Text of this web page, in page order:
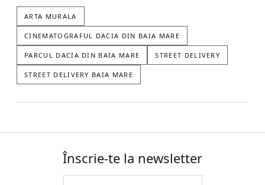
ARTA MURALA
CINEMATOGRAFUL DACIA DIN BAIA MARE
PARCUL DACIA DIN BAIA MARE STREET DELIVERY
STREET DELIVERY BAIA MARE
Înscrie-te la newsletter